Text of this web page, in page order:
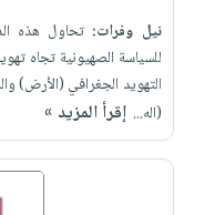
نيل وفرات: تحاول هذه
للسياسة الصهيونية تجاه
التهويد الجغرافي (الأرض)
(اله... إقرأ المزيد »